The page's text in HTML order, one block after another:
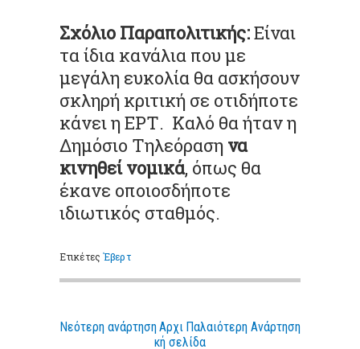
Σχόλιο Παραπολιτικής:Είναι
τα ίδια κανάλια που με
μεγάλη ευκολία θα ασκήσουν
σκληρή κριτική σε οτιδήποτε
κάνει η ΕΡΤ. Καλό θα ήταν η
Δημόσιο Τηλεόραση να
κινηθεί νομικά, όπως θα
έκανε οποιοσδήποτε
ιδιωτικός σταθμός.
ΕτικέτεςΈβερτ
Νεότερη ανάρτηση Παλαιότερη Ανάρτηση
Αρχι
κή σελίδα